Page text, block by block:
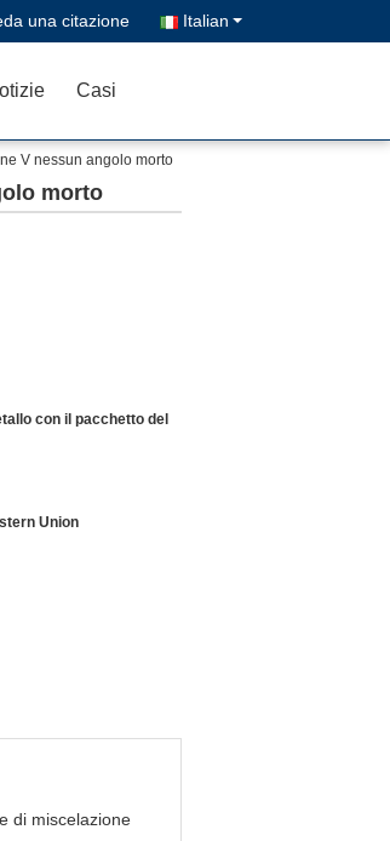
una citazione Italian
Casi
V nessun angolo morto
morto
con il pacchetto del
Union
di miscelazione